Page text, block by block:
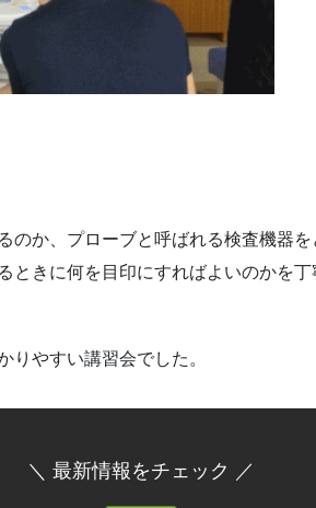
のか、プローブと呼ばれる検査機器を
ときに何を目印にすればよいのかを丁
りやすい講習会でした。
＼ 最新情報をチェック ／